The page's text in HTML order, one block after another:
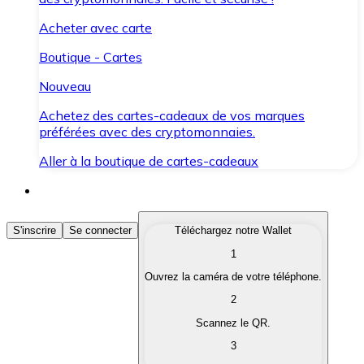
Acheter avec carte
Boutique - Cartes
Nouveau
Achetez des cartes-cadeaux de vos marques
préférées avec des cryptomonnaies.
Aller à la boutique de cartes-cadeaux
Acheter des Cryptomonnaies
Achetez les cryptomonnaies qui vous intéressent
Convertissez vos cryptomonnaies en monnaie
S'inscrire Se connecter
Téléchargez notre Wallet
1
Ouvrez la caméra de votre téléphone.
2
Scannez le QR.
3